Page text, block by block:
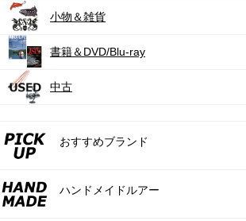
小物＆雑貨
書籍＆DVD/Blu-ray
中古
おすすめブランド
ハンドメイドルアー